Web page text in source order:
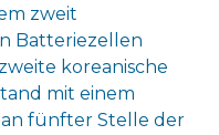
zweit
Batteriezellen
koreanische
mit einem
fünfter Stelle der